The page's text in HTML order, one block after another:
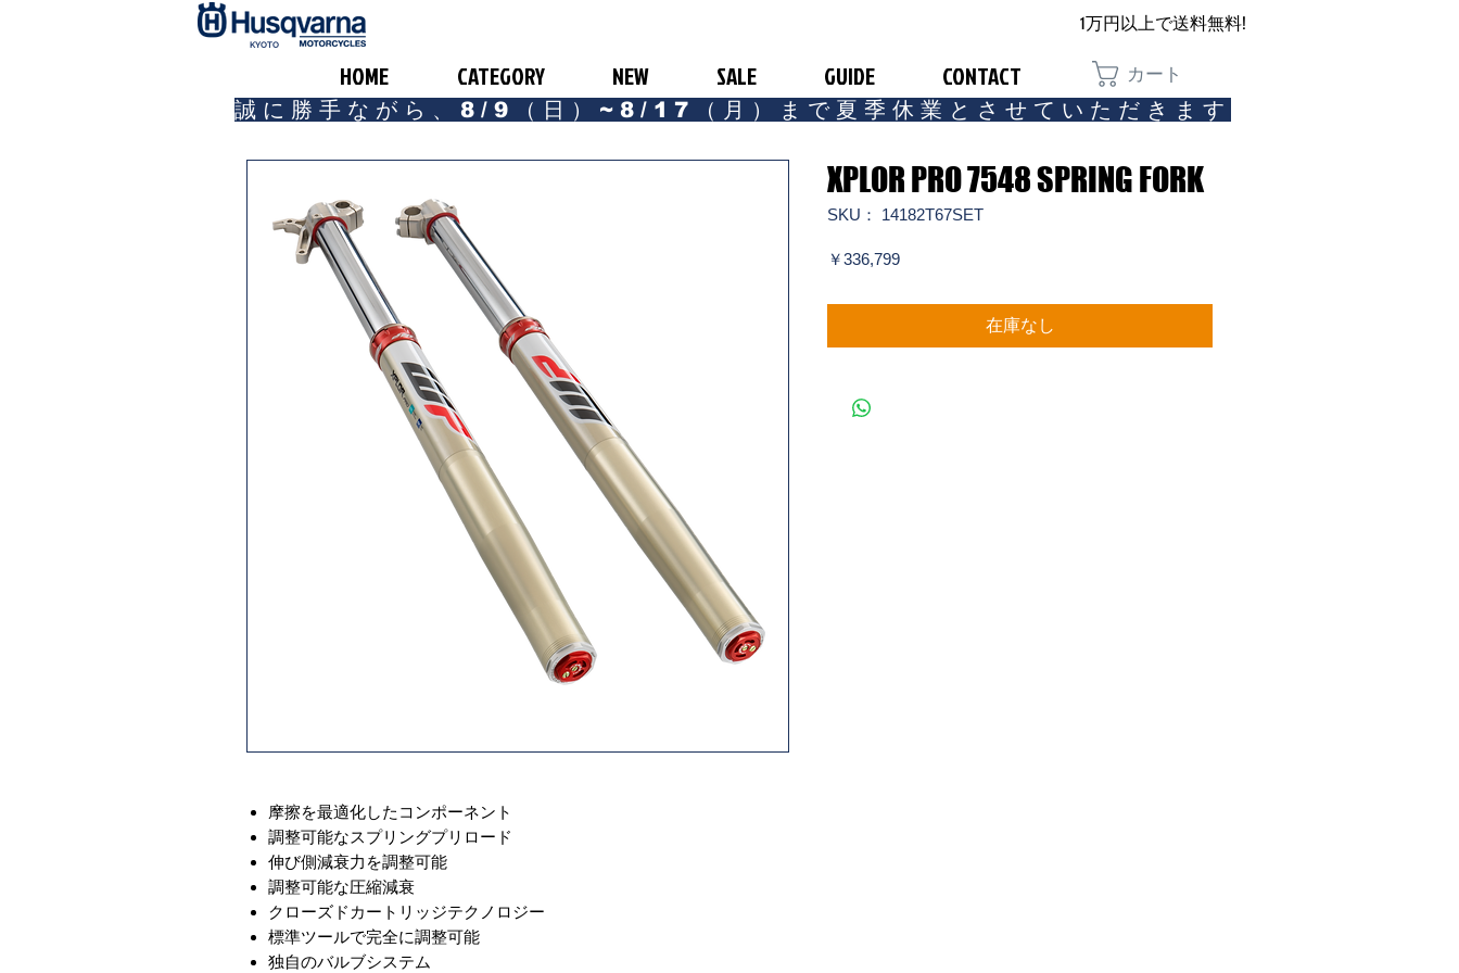
​KYOTO
HOME CATEGORY NEW SALE GUIDE CONTACT
1万円以上で送料無料!
カート
誠に勝手ながら、8/9（日）~8/17（月）まで夏季休業とさせていただきます​
摩擦を最適化したコンポーネント
調整可能なスプリングプリロード
伸び側減衰力を調整可能
調整可能な圧縮減衰
クローズドカートリッジテクノロジー
標準ツールで完全に調整可能
独自のバルブシステム
XPLOR PRO 7548 SPRING FORK
SKU： 14182T67SET
￥336,799価
在庫なし